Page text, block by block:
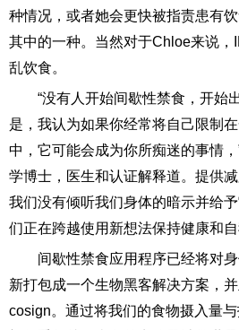
种情况，或者她会更快被指责患有
其中的一种。当然对于Chloe来说，
乱饮食。
“没有人开始间歇性禁食，开始
是，我认为如果你经常将自己限制
中，它可能会成为你所痴迷的事情
学博士，医生和认证解释道。提供
我们没有倾听我们身体的暗示并给
们正在跨越使用新想法保持健康和
间歇性禁食应用程序已经将对
新打包成一个生物黑客解决方案，
cosign。通过将我们的食物摄入量